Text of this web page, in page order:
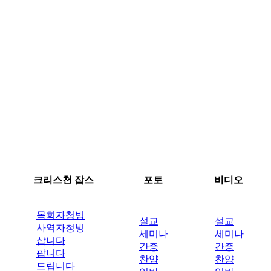
크리스천 잡스 포토 비디오
목회자청빙
사역자청빙
삽니다
팝니다
드립니다
설교
세미나
간증
찬양
설교
세미나
간증
찬양